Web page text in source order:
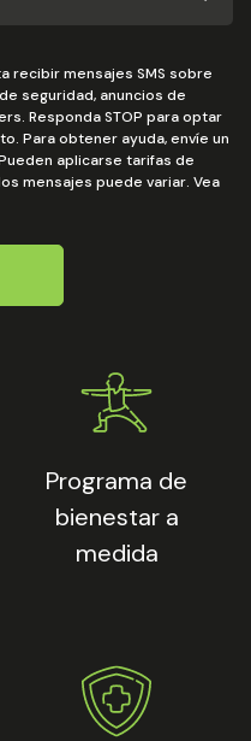
recibir mensajes SMS sobre
seguridad, anuncios de
Responda STOP para optar
Para obtener ayuda, envíe un
aplicarse tarifas de
mensajes puede variar. Vea
Programa de
bienestar a
medida